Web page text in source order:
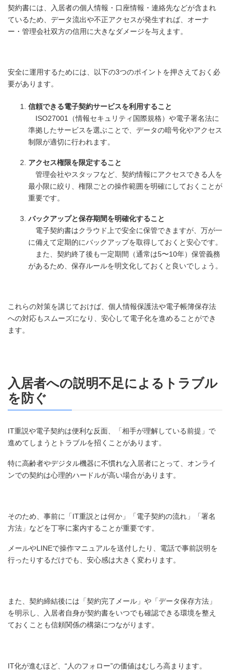
契約書には、入居者の個人情報・口座情報・連絡先などが含まれ
ているため、データ流出や不正アクセスが発生すれば、オーナ
ー・管理会社双方の信用に大きなダメージを与えます。
安全に運用するためには、以下の3つのポイントを押さえておく必
要があります。
信頼できる電子契約サービスを利用すること
ISO27001（情報セキュリティ国際規格）や電子署名法に
準拠したサービスを選ぶことで、データの暗号化やアクセス
制限が適切に行われます。
アクセス権限を限定すること
管理会社やスタッフなど、契約情報にアクセスできる人を
最小限に絞り、権限ごとの操作範囲を明確にしておくことが
重要です。
バックアップと保存期間を明確化すること
電子契約書はクラウド上で安全に保管できますが、万が一
に備えて定期的にバックアップを取得しておくと安心です。
また、契約終了後も一定期間（通常は5〜10年）保管義務
があるため、保存ルールを明文化しておくと良いでしょう。
これらの対策を講じておけば、個人情報保護法や電子帳簿保存法
への対応もスムーズになり、安心して電子化を進めることができ
ます。
入居者への説明不足によるトラブル
を防ぐ
IT重説や電子契約は便利な反面、「相手が理解している前提」で
進めてしまうとトラブルを招くことがあります。
特に高齢者やデジタル機器に不慣れな入居者にとって、オンライ
ンでの契約は心理的ハードルが高い場合があります。
そのため、事前に「IT重説とは何か」「電子契約の流れ」「署名
方法」などを丁寧に案内することが重要です。
メールやLINEで操作マニュアルを送付したり、電話で事前説明を
行ったりするだけでも、安心感は大きく変わります。
また、契約締結後には「契約完了メール」や「データ保存方法」
を明示し、入居者自身が契約書をいつでも確認できる環境を整え
ておくことも信頼関係の構築につながります。
IT化が進むほど、“人のフォロー”の価値はむしろ高まります。